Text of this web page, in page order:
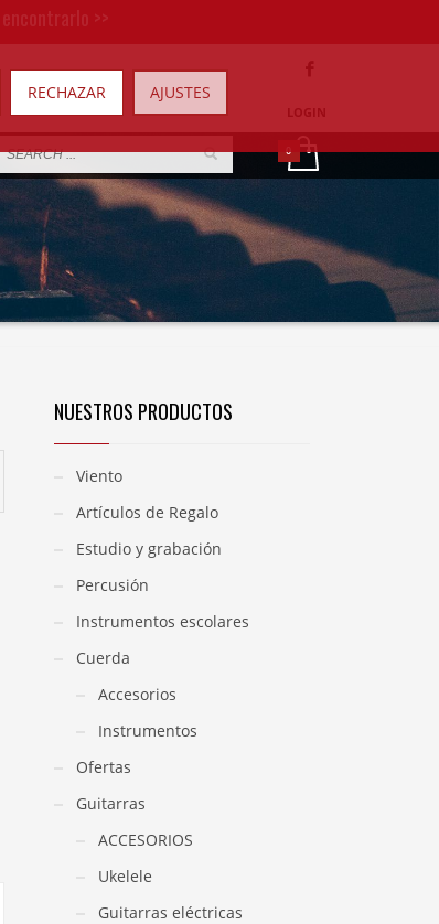
LOGIN
NUESTROS PRODUCTOS
Viento
Artículos de Regalo
Estudio y grabación
Percusión
Instrumentos escolares
Cuerda
Accesorios
Instrumentos
Ofertas
Guitarras
ACCESORIOS
Ukelele
Guitarras eléctricas
>>
RECHAZAR AJUSTES